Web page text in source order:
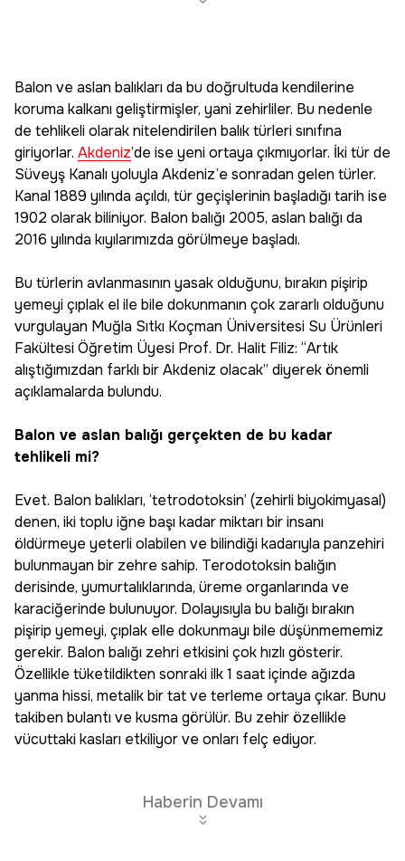
Balon ve aslan balıkları da bu doğrultuda kendilerine
koruma kalkanı geliştirmişler, yani zehirliler. Bu nedenle
de tehlikeli olarak nitelendirilen balık türleri sınıfına
giriyorlar. Akdeniz’de ise yeni ortaya çıkmıyorlar. İki tür de
Süveyş Kanalı yoluyla Akdeniz’e sonradan gelen türler.
Kanal 1889 yılında açıldı, tür geçişlerinin başladığı tarih ise
1902 olarak biliniyor. Balon balığı 2005, aslan balığı da
2016 yılında kıyılarımızda görülmeye başladı.
Bu türlerin avlanmasının yasak olduğunu, bırakın pişirip
yemeyi çıplak el ile bile dokunmanın çok zararlı olduğunu
vurgulayan Muğla Sıtkı Koçman Üniversitesi Su Ürünleri
Fakültesi Öğretim Üyesi Prof. Dr. Halit Filiz: “Artık
alıştığımızdan farklı bir Akdeniz olacak” diyerek önemli
açıklamalarda bulundu.
Balon ve aslan balığı gerçekten de bu kadar
tehlikeli mi?
Evet. Balon balıkları, ‘tetrodotoksin’ (zehirli biyokimyasal)
denen, iki toplu iğne başı kadar miktarı bir insanı
öldürmeye yeterli olabilen ve bilindiği kadarıyla panzehiri
bulunmayan bir zehre sahip. Terodotoksin balığın
derisinde, yumurtalıklarında, üreme organlarında ve
karaciğerinde bulunuyor. Dolayısıyla bu balığı bırakın
pişirip yemeyi, çıplak elle dokunmayı bile düşünmememiz
gerekir. Balon balığı zehri etkisini çok hızlı gösterir.
Özellikle tüketildikten sonraki ilk 1 saat içinde ağızda
yanma hissi, metalik bir tat ve terleme ortaya çıkar. Bunu
takiben bulantı ve kusma görülür. Bu zehir özellikle
vücuttaki kasları etkiliyor ve onları felç ediyor.
Haberin Devamı